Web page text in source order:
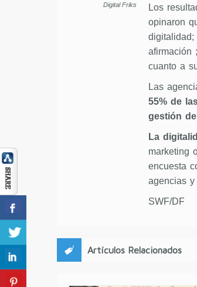
Digital Friks
Los
opinaron
afirmación
cuanto a
Las
55% de
gestión
La
marketing
encuesta
agencias
SWF/DF
Artículos Relacionados